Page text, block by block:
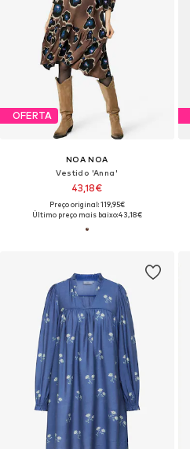
OFERTA
NOA NOA
Vestido 'Anna'
43,18€
Preço original: 119,95€
Último preço mais baixo:43,18€